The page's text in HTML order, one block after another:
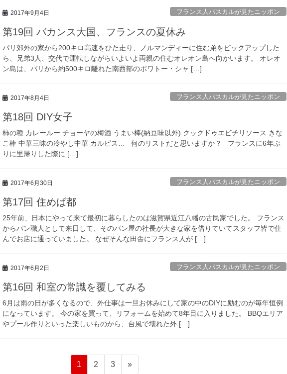
2017年9月4日 フランス人パスカルが見たニッポン
第19回 バカンス大国、フランスの夏休み
パリ郊外の家から200キロ高速をひた走り、ノルマンディーに住む弟をピックアップした
ら、兄弟3人、交代で運転しながらいよいよ両親の住むオレオン島へ向かいます。 オレオ
ン島は、パリから約500キロ離れた南西部のポワトー・シャ […]
2017年8月4日 フランス人パスカルが見たニッポン
第18回 DIY女子
柿の種 カレールー チョーヤの梅酒 うまい棒(納豆味以外) クックドゥエビチリソース きな
こ棒 中華三昧の冷やし中華 カルピス… 何のリストだと思いますか？ フランスに6年ぶ
りに里帰りした際に […]
2017年6月30日 フランス人パスカルが見たニッポン
第17回 住めば都
25年前、日本にやって来て最初に暮らしたのは滋賀県近江八幡の古民家でした。 フランス
からパン職人として来日して、そのパン屋の社長が大きな家を借りていてスタッフ皆で住
んでお店に通っていました。 なぜそんな田舎にフランス人が […]
2017年6月2日 フランス人パスカルが見たニッポン
第16回 和室の常識を覆してみる
6月は雨の日が多くなるので、外仕事は一旦お休みにして家の中のDIYに励むのが毎年恒例
になっています。 今の家を買って、リフォームを始めて8年目に入りました。 BBQエリア
やプール作りといった楽しいものから、台風で壊れた外 […]
固
1
固
2
固
3 »